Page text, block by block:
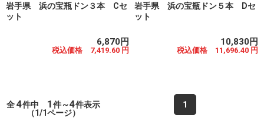
岩手県 浜の宝瓶ドン３本 Cセ
ット
6,870円
税込価格 7,419.60 円
岩手県 浜の宝瓶ドン５本 Dセ
ット
10,830円
税込価格 11,696.40 円
全4件中 1件～4件表示
（1/1ページ）
1